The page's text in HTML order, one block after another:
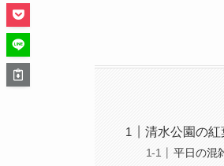
清水公園の紅
平日の混